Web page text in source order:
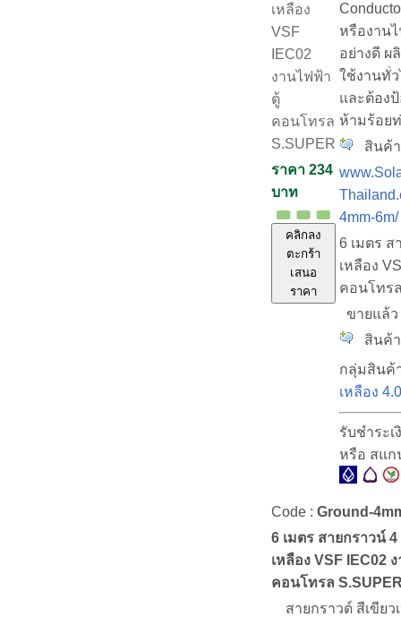
เหลือง
VSF
IEC02
งานไฟฟ้า
ตู้
คอนโทรล
S.SUPER
ราคา 234
บาท
คลิกลง
ตะกร้า
เสนอ
ราคา
หรืองาน
อย่างดี ผ
ใช้งานทั่ว
และต้อง
ห้ามร้อย
สินค้า
4mm-6m/
6 เมตร ส
เหลือง
คอนโทร
ขายแล้
สินค้า
กลุ่มสินค้
เหลือง
รับชำระ
หรือ สแก
Code : Ground-
6 เมตร สายกราวน์ 4
เหลือง VSF IEC02
คอนโทรล
สายกราวด์ สีเขียว